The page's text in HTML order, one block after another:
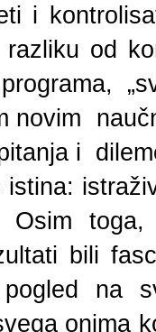
i
od
novim
i
toga,
bili
na
onima